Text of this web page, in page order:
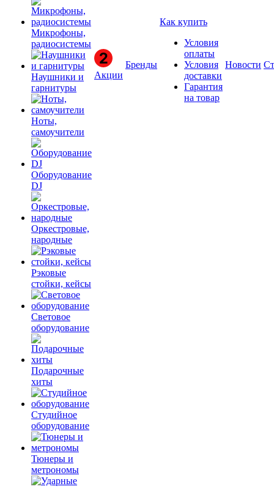
Микрофоны,
радиосистемы
Наушники и
гарнитуры
Ноты,
самоучители
Оборудование
DJ
Оркестровые,
народные
Рэковые
стойки, кейсы
Световое
оборудование
Подарочные
хиты
Студийное
оборудование
Тюнеры и
метрономы
Акции
Бренды
Как купить
Условия
оплаты
Условия
доставки
Гарантия
на товар
Новости